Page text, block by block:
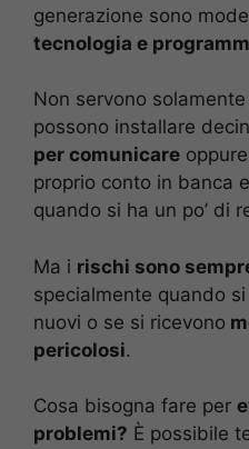
generazione sono
tecnologia e
Non servono solamente
possono installare
per comunicare
proprio conto in banca
quando si ha un po’ di
Ma i rischi sono
specialmente quando
nuovi o se si ricevono
pericolosi.
Cosa bisogna fare per
problemi? È possibile